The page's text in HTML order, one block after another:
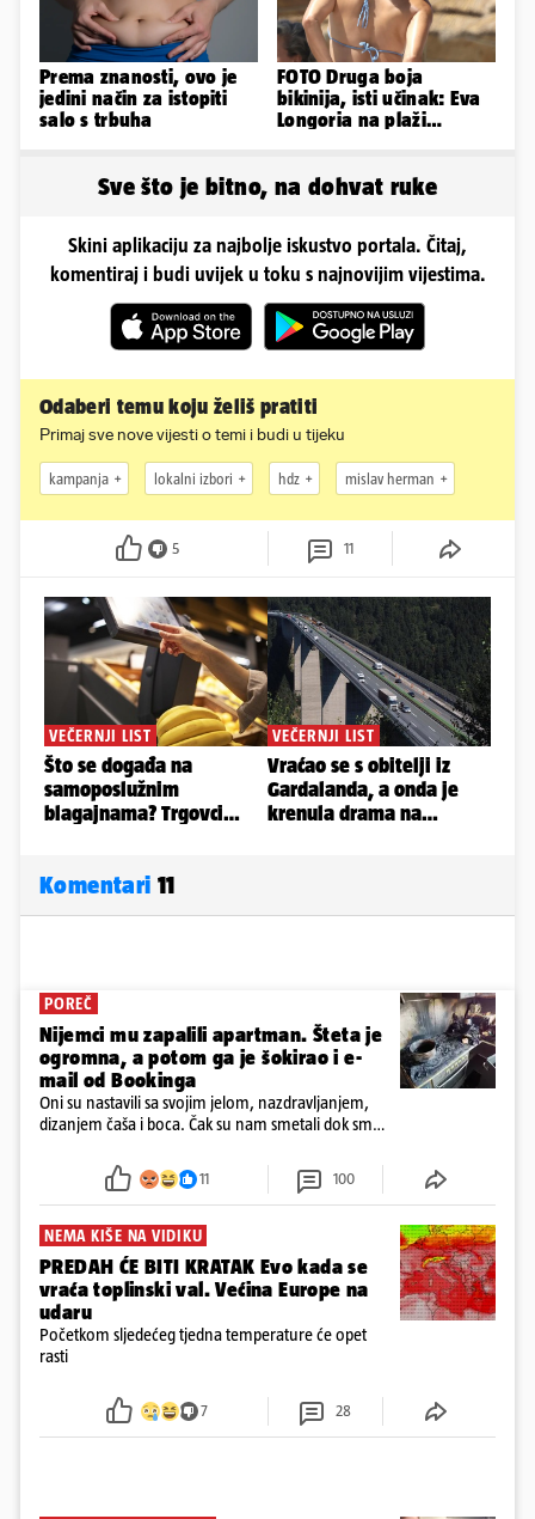
Prema znanosti, ovo je
jedini način za istopiti
salo s trbuha
FOTO Druga boja
bikinija, isti učinak: Eva
Longoria na plaži
Sve što je bitno, na dohvat ruke
Skini aplikaciju za najbolje iskustvo portala. Čitaj,
komentiraj i budi uvijek u toku s najnovijim vijestima.
Odaberi temu koju želiš pratiti
Primaj sve nove vijesti o temi i budi u tijeku
kampanja lokalni izbori hdz mislav herman
5 11
Komentari 11
POREČ
Nijemci mu zapalili apartman. Šteta je
ogromna, a potom ga je šokirao i e-
mail od Bookinga
Oni su nastavili sa svojim jelom, nazdravljanjem,
dizanjem čaša i boca. Čak su nam smetali dok smo
požar, rekao je vlasnik
11 100
NEMA KIŠE NA VIDIKU
PREDAH ĆE BITI KRATAK Evo kada se
vraća toplinski val. Većina Europe na
udaru
Početkom sljedećeg tjedna temperature će opet
rasti
7 28